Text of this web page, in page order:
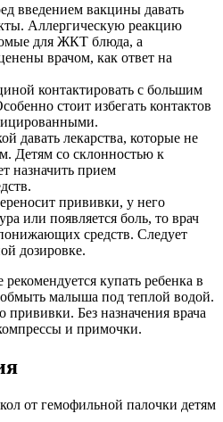
введением вакцины давать
Аллергическую реакцию
для ЖКТ блюда, а
врачом, как ответ на
контактировать с большим
стоит избегать контактов
давать лекарства, которые не
Детям со склонностью к
назначить прием
прививки, у него
или появляется боль, то врач
средств. Следует
дозировке.
купать ребенка в
малыша под теплой водой.
прививки. Без назначения врача
и примочки.
от гемофильной палочки детям